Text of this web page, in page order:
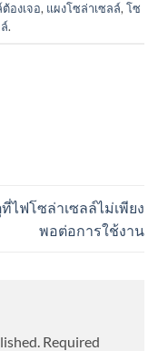
องเจอ, แผงโซล่าเซลล์, โซ
.
ไฟโซล่าเซลล์ไม่เพียง
พอต่อการใช้งาน
Required